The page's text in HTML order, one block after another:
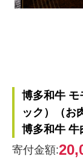
博多和牛
ック）（お
博多和牛 牛
寄付金額: